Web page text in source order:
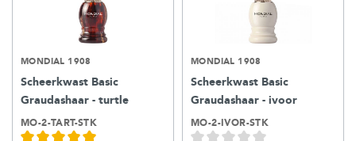
MONDIAL 1908
Scheerkwast Basic
Graudashaar - turtle
MO-2-TART-STK
MONDIAL 1908
Scheerkwast Basic
Graudashaar - ivoor
MO-2-IVOR-STK